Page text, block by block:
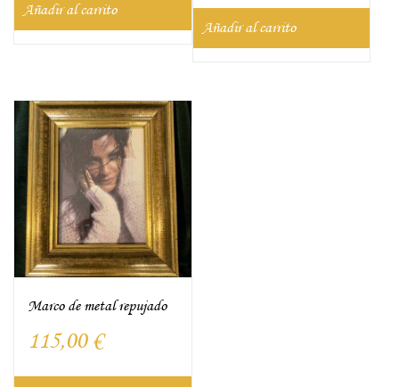
Añadir al carrito
Añadir al carrito
Marco de metal repujado
115,00 €